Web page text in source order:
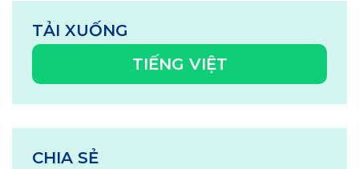
TẢI XUỐNG
TIẾNG VIỆT
CHIA SẺ